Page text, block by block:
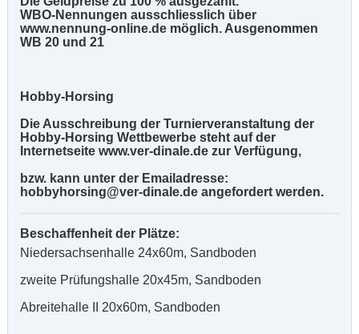
WBO-Nennungen ausschliesslich über
www.nennung-online.de möglich. Ausgenommen
WB 20 und 21
Hobby-Horsing
Die Ausschreibung der Turnierveranstaltung der
Hobby-Horsing Wettbewerbe steht auf der
Internetseite www.ver-dinale.de zur Verfügung,
bzw. kann unter der Emailadresse:
hobbyhorsing@ver-dinale.de angefordert werden.
Beschaffenheit der Plätze:
Niedersachsenhalle 24x60m, Sandboden
zweite Prüfungshalle 20x45m, Sandboden
Abreitehalle II 20x60m, Sandboden